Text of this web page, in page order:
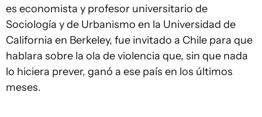
es economista y profesor universitario de
Sociología y de Urbanismo en la Universidad de
California en Berkeley, fue invitado a Chile para que
hablara sobre la ola de violencia que, sin que nada
lo hiciera prever, ganó a ese país en los últimos
meses.